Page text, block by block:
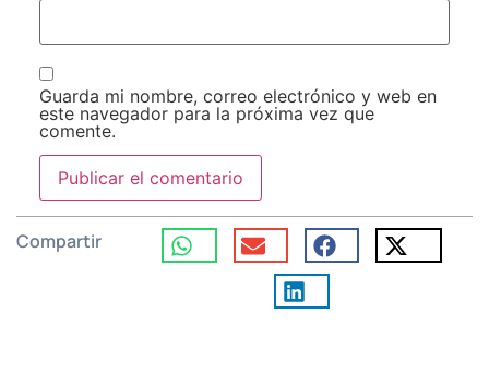
Guarda mi nombre, correo electrónico y web en
este navegador para la próxima vez que
comente.
Compartir